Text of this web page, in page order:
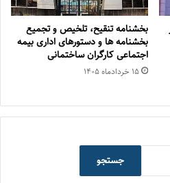
بخشنامه تنقیح، تلخیص و تجمیع
بخشنامه ها و دستورهای اداری بیمه
اجتماعی کارگران ساختمانی
۱۵ خرداد‌ماه ۱۴۰۵
جستجو